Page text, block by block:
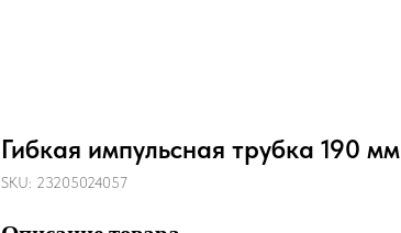
Гибкая импульсная трубка 190 мм
SKU: 23205024057